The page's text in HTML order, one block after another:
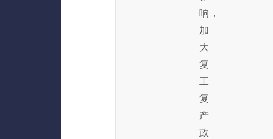
响，
加
大
复
工
复
产
政